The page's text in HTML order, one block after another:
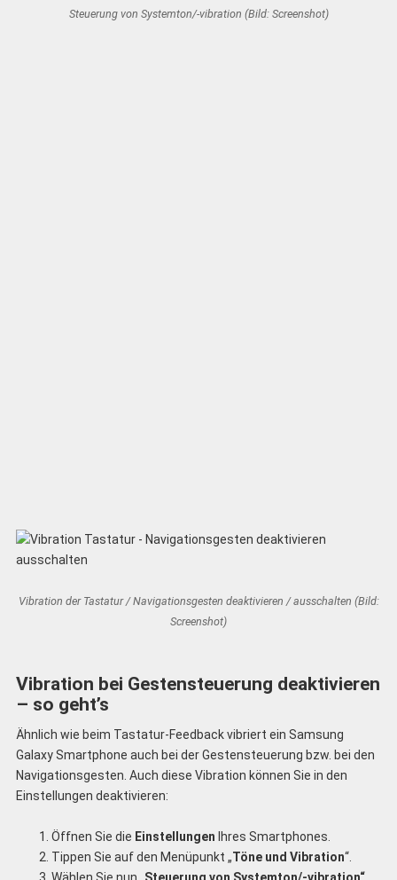
Steuerung von Systemton/-vibration (Bild: Screenshot)
Vibration der Tastatur / Navigationsgesten deaktivieren / ausschalten (Bild:
Screenshot)
Vibration bei Gestensteuerung deaktivieren
– so geht’s
Ähnlich wie beim Tastatur-Feedback vibriert ein Samsung
Galaxy Smartphone auch bei der Gestensteuerung bzw. bei den
Navigationsgesten. Auch diese Vibration können Sie in den
Einstellungen deaktivieren:
Öffnen Sie die Einstellungen Ihres Smartphones.
Tippen Sie auf den Menüpunkt „Töne und Vibration“.